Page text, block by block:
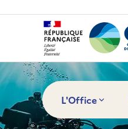
L'Office